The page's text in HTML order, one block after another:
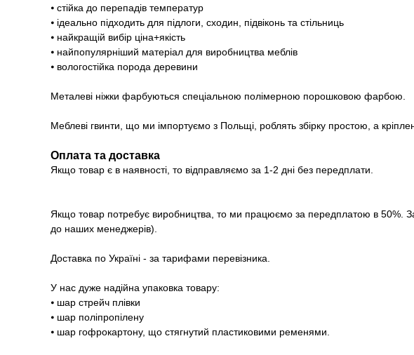
⦁ стійка до перепадів температур
⦁ ідеально підходить для підлоги, сходин, підвіконь та стільниць
⦁ найкращій вибір ціна+якість
⦁ найпопулярніший матеріал для виробництва меблів
⦁ вологостійка порода деревини
Металеві ніжки фарбуються спеціальною полімерною порошковою фарбою.
Меблеві гвинти, що ми імпортуємо з Польщі, роблять збірку простою, а
Оплата та доставка
Якщо товар є в наявності, то відправляємо за 1-2 дні без передплати.
Якщо товар потребує виробництва, то ми працюємо за передплатою в 50%.
до наших менеджерів).
Доставка по Україні - за тарифами перевізника.
У нас дуже надійна упаковка товару:
⦁ шар стрейч плівки
⦁ шар поліпропілену
⦁ шар гофрокартону, що стягнутий пластиковими ременями.